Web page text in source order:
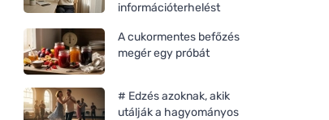
információterhelést
A cukormentes befőzés
megér egy próbát
# Edzés azoknak, akik
utálják a hagyományos